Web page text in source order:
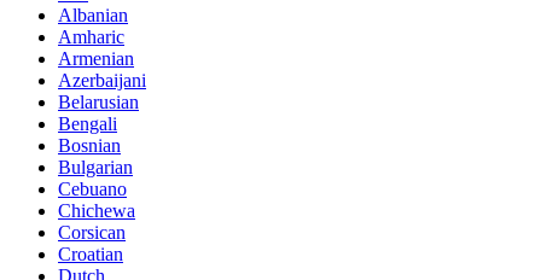
Albanian
Amharic
Armenian
Azerbaijani
Belarusian
Bengali
Bosnian
Bulgarian
Cebuano
Chichewa
Corsican
Croatian